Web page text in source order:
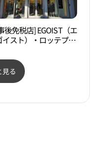
後免税店] EGOIST（エ
イスト）・ロッテプレ
金海）店(에고이스
롯데프리미엄아울렛
김해점)
見る